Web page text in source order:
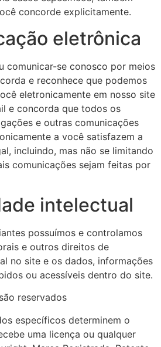
concorde explicitamente.
eletrônica
comunicar-se conosco por meios
e reconhece que podemos
eletronicamente em nosso site
e concorda que todos os
e outras comunicações
a você satisfazem a
incluindo, mas não se limitando
comunicações sejam feitas por
intelectual
possuímos e controlamos
e outros direitos de
no site e os dados, informações
ou acessíveis dentro do site.
reservados
específicos determinem o
uma licença ou qualquer